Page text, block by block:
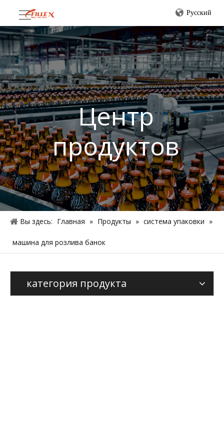
Pусский
Центр
продуктов
Вы здесь: Главная » Продукты » система упаковки »
машина для розлива банок
категория продукта